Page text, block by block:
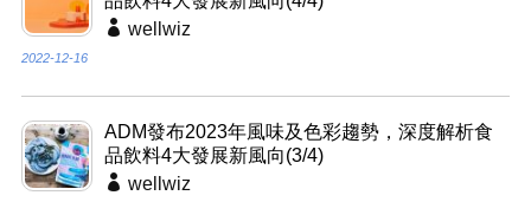
wellwiz
2022-12-16
ADM發布2023年風味及色彩趨勢，深度解析食
品飲料4大發展新風向(3/4)
wellwiz